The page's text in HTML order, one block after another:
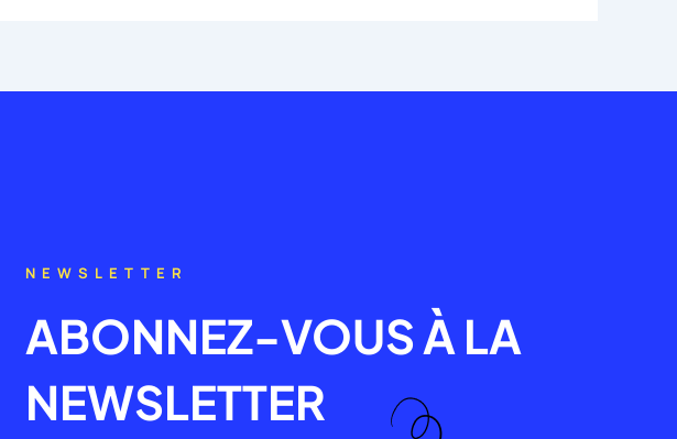
NEWSLETTER
ABONNEZ-VOUS À LA
NEWSLETTER